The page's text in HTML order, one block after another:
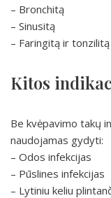
– Bronchitą
– Sinusitą
– Faringitą ir tonzilitą
Kitos
Be kvėpavimo takų
naudojamas gydyti:
– Odos infekcijas
– Pūslines infekcijas
– Lytiniu keliu